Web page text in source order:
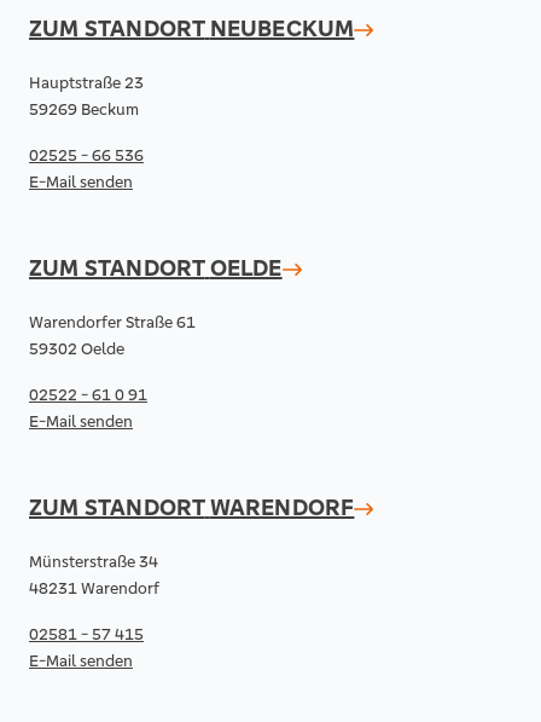
ZUM STANDORT NEUBECKUM
Hauptstraße 23
59269 Beckum
02525 - 66 536
E-Mail senden
ZUM STANDORTOELDE
Warendorfer Straße 61
59302 Oelde
02522 - 61 0 91
E-Mail senden
ZUM STANDORTWARENDORF
Münsterstraße 34
48231 Warendorf
02581 - 57 415
E-Mail senden